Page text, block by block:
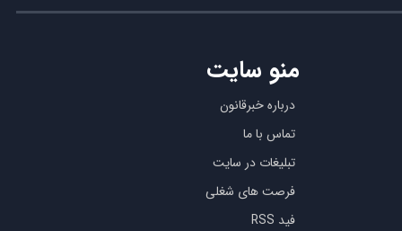
درباره خبرقانون
تماس با ما
تبلیغات در سایت
فرصت های شغلی
فید RSS
منو سایت